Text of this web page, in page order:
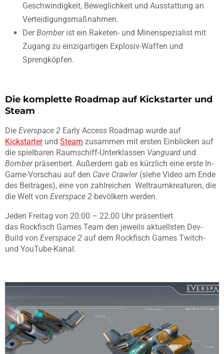
Geschwindigkeit, Beweglichkeit und Ausstattung an
Verteidigungsmaßnahmen.
DerBomberist ein Raketen- und Minenspezialist mit
Zugang zu einzigartigen Explosiv-Waffen und
Sprengköpfen.
Die komplette Roadmap auf Kickstarter und
Steam
Die Everspace 2 Early Access Roadmap wurde auf
Kickstarterund Steam zusammen mit ersten Einblicken auf
die spielbaren Raumschiff-Unterklassen Vanguard und
Bomber präsentiert. Außerdem gab es kürzlich eine erste In-
Game-Vorschau auf den Cave Crawler(siehe Video am Ende
des Beitrages), eine von zahlreichen Weltraumkreaturen, die
die Welt von Everspace 2 bevölkern werden.
Jeden Freitag von 20:00 – 22:00 Uhr präsentiert
das Rockfisch Games Team den jeweils aktuellsten Dev-
Build von Everspace 2 auf dem Rockfisch Games Twitch-
und YouTube-Kanal.